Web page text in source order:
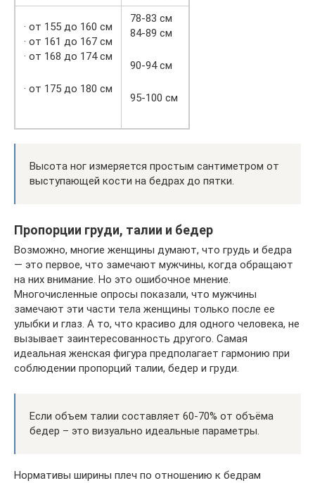
· от 155 до 160 см
· от 161 до 167 см
· от 168 до 174 см
· от 175 до 180 см
78-83 см
84-89 см
90-94 см
95-100 см
Высота ног измеряется простым сантиметром от
выступающей кости на бедрах до пятки.
Пропорции груди, талии и бедер
Возможно, многие женщины думают, что грудь и бедра
— это первое, что замечают мужчины, когда обращают
на них внимание. Но это ошибочное мнение.
Многочисленные опросы показали, что мужчины
замечают эти части тела женщины только после ее
улыбки и глаз. А то, что красиво для одного человека, не
вызывает заинтересованность другого. Самая
идеальная женская фигура предполагает гармонию при
соблюдении пропорций талии, бедер и груди.
Если объем талии составляет 60-70% от объёма
бедер – это визуально идеальные параметры.
Нормативы ширины плеч по отношению к бедрам